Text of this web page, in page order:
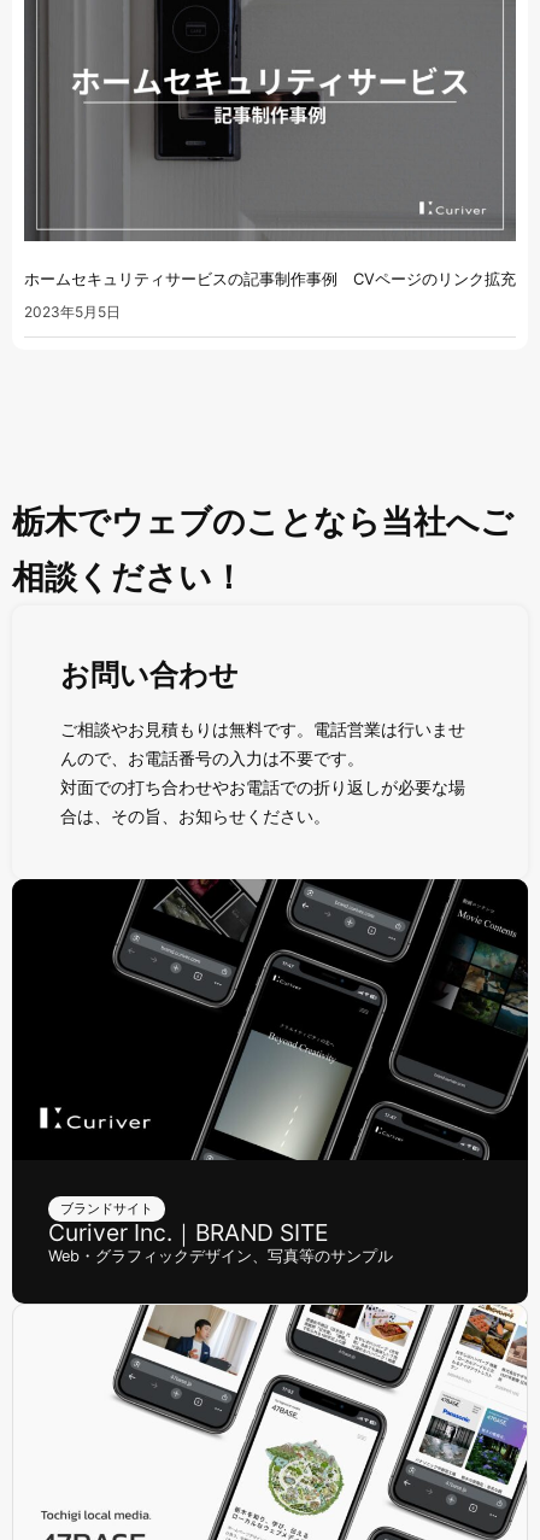
ホームセキュリティサービスの記事制作事例 CVページのリンク拡充
2023年5月5日
栃木でウェブのことなら当社へご
相談ください！
お問い合わせ
ご相談やお見積もりは無料です。電話営業は行いませ
んので、お電話番号の入力は不要です。
対面での打ち合わせやお電話での折り返しが必要な場
合は、その旨、お知らせください。
ブランドサイト
Curiver Inc.｜BRAND SITE
Web・グラフィックデザイン、写真等のサンプル